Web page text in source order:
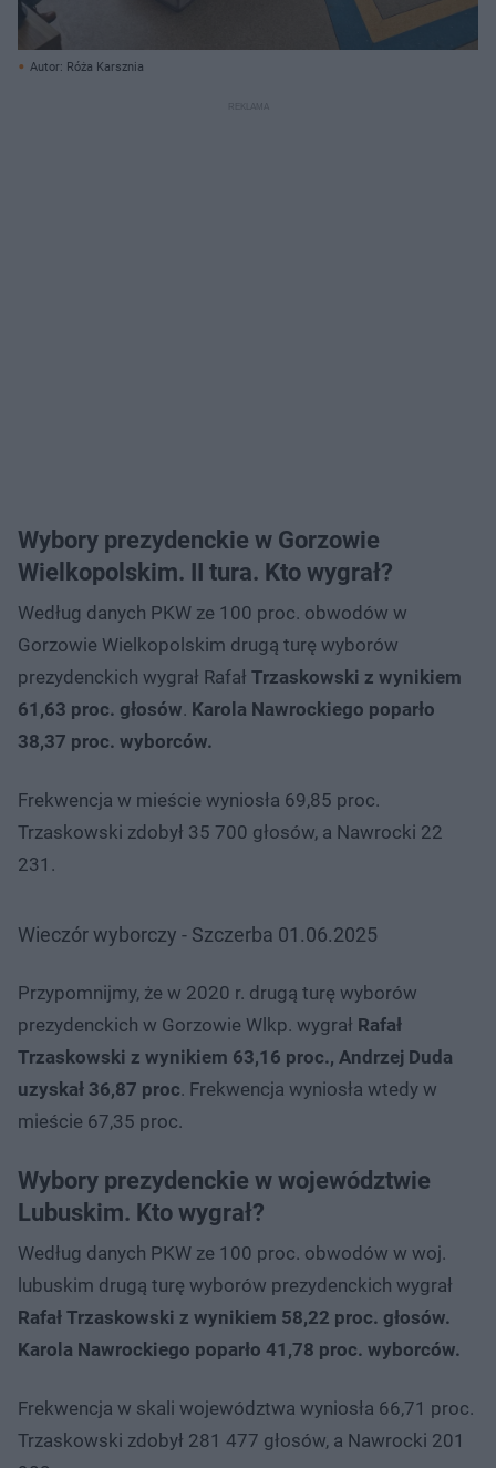
Autor: Róża Karsznia
Wybory prezydenckie w Gorzowie
Wielkopolskim. II tura. Kto wygrał?
Według danych PKW ze 100 proc. obwodów w
Gorzowie Wielkopolskim drugą turę wyborów
prezydenckich wygrał Rafał Trzaskowski z wynikiem
61,63 proc. głosów. Karola Nawrockiego poparło
38,37 proc. wyborców.
Frekwencja w mieście wyniosła 69,85 proc.
Trzaskowski zdobył 35 700 głosów, a Nawrocki 22
231.
Wieczór wyborczy - Szczerba 01.06.2025
Przypomnijmy, że w 2020 r. drugą turę wyborów
prezydenckich w Gorzowie Wlkp. wygrał Rafał
Trzaskowski z wynikiem 63,16 proc., Andrzej Duda
uzyskał 36,87 proc. Frekwencja wyniosła wtedy w
mieście 67,35 proc.
Wybory prezydenckie w województwie
Lubuskim. Kto wygrał?
Według danych PKW ze 100 proc. obwodów w woj.
lubuskim drugą turę wyborów prezydenckich wygrał
Rafał Trzaskowski z wynikiem 58,22 proc. głosów.
Karola Nawrockiego poparło 41,78 proc. wyborców.
Frekwencja w skali województwa wyniosła 66,71 proc.
Trzaskowski zdobył 281 477 głosów, a Nawrocki 201